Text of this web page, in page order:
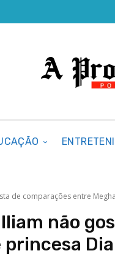
de comparações entre
não